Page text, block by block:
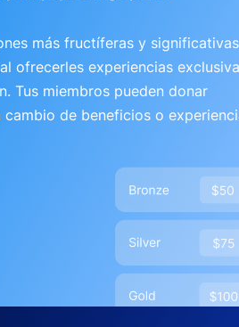
más fructíferas y significativas
ofrecerles experiencias
Tus miembros pueden donar
cambio de beneficios o